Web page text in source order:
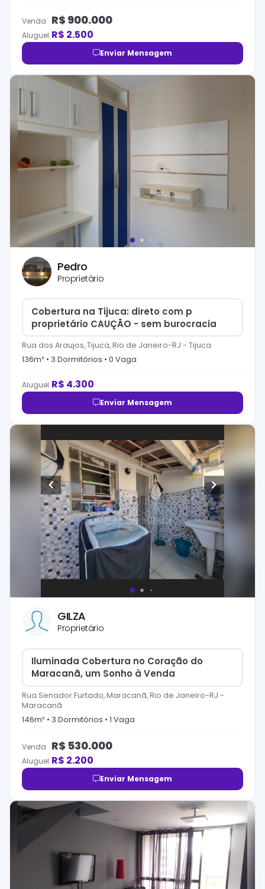
Venda R$ 900.000
Aluguel R$ 2.500
Enviar Mensagem
Pedro
Proprietário
Cobertura na Tijuca: direto com p
proprietário CAUÇÃO - sem burocracia
Rua dos Araujos, Tijuca, Rio de Janeiro-RJ - Tijuca
136m² • 3 Dormitórios • 0 Vaga
Aluguel R$ 4.300
Enviar Mensagem
GILZA
Proprietário
Iluminada Cobertura no Coração do
Maracanã, um Sonho à Venda
Rua Senador Furtado, Maracanã, Rio de Janeiro-RJ -
Maracanã
146m² • 3 Dormitórios • 1 Vaga
Venda R$ 530.000
Aluguel R$ 2.200
Enviar Mensagem